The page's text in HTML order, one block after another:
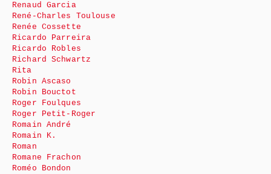
Renaud Garcia
René-Charles Toulouse
Renée Cossette
Ricardo Parreira
Ricardo Robles
Richard Schwartz
Rita
Robin Ascaso
Robin Bouctot
Roger Foulques
Roger Petit-Roger
Romain André
Romain K.
Roman
Romane Frachon
Roméo Bondon